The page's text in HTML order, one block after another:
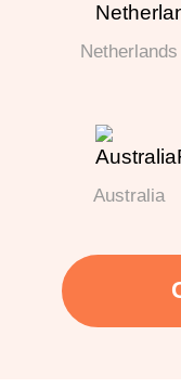
Netherlands
Australia